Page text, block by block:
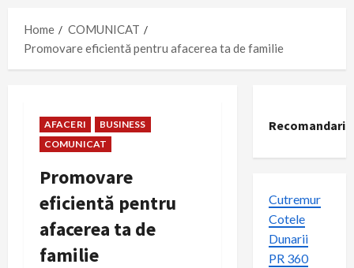
Home
COMUNICAT
Promovare eficientă pentru afacerea ta de familie
AFACERI
BUSINESS
COMUNICAT
Promovare
eficientă pentru
afacerea ta de
familie
Recomandari
Cutremur
Cotele
Dunarii
PR 360